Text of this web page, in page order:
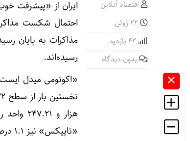
اقتصاد آنلاین
بدون دیدگاه
ایران از «پیشرفت
احتمال شکست
رسیده‌اند.
«تاپیکس» نیز ۱.۱ درصد افزایش یافت و به ۴ هزار و ۸۹.۵۹ واحد رسید.